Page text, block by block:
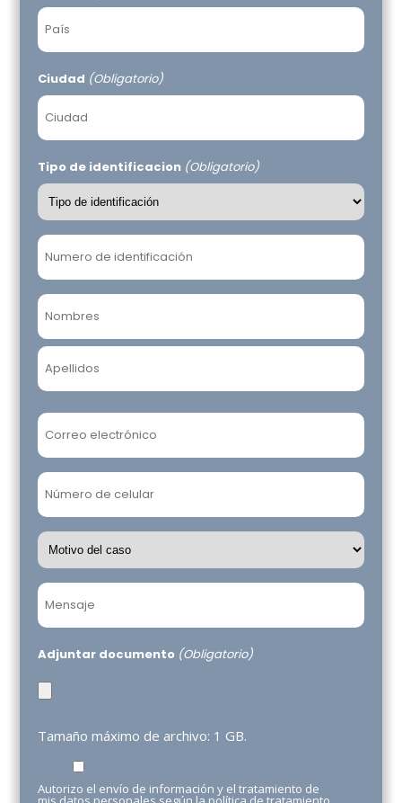
Ciudad (Obligatorio)
Tipo de identificacion (Obligatorio)
Numero
de
identificacion
(Obligatorio)
Nombre
Nombre
Email
(Obligatorio)
Teléfono
(Obligatorio)
Motivo
del
Mensaje
(Obligatorio)
Adjuntar documento (Obligatorio)
Tamaño máximo de archivo: 1 GB.
Tratamiento
de
Autorizo el envío de información y el tratamiento de